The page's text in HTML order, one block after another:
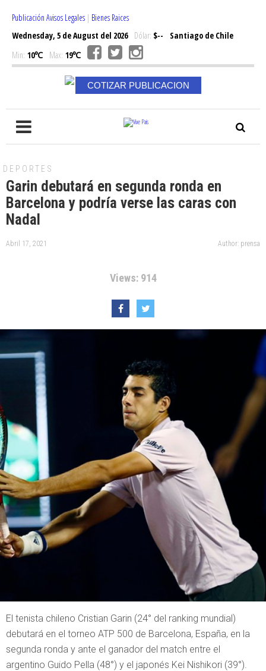
Publicación Avisos Legales | Bienes Raices
Wednesday, 5 de August del 2026Dólar: $--
Santiago de Chile
Min: 10℃ Max: 19℃
COTIZAR PUBLICACION
DEPORTES
Garin debutará en segunda ronda en
Barcelona y podría verse las caras con
Nadal
Abril 17, 2021 Author: prensa
Views: 914
El tenista chileno Cristian Garin (24° del ranking mundial)
debutará en el torneo ATP 500 de Barcelona, España, en la
segunda ronda y ante el ganador del match entre el
argentino Guido Pella (48°) y el japonés Kei Nishikori (39°).